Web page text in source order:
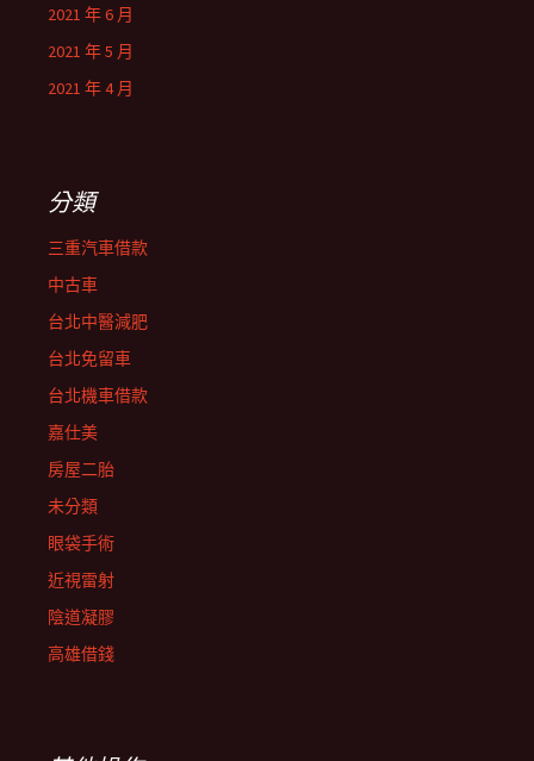
2021 年 6 月
2021 年 5 月
2021 年 4 月
分類
三重汽車借款
中古車
台北中醫減肥
台北免留車
台北機車借款
嘉仕美
房屋二胎
未分類
眼袋手術
近視雷射
陰道凝膠
高雄借錢